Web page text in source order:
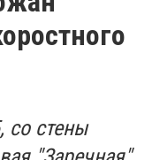
со стены